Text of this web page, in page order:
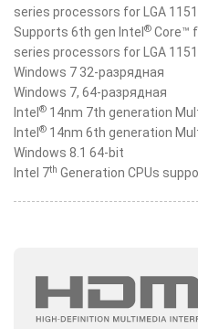
series processors for LGA
Supports 6th gen Intel ® Core™
series processors for LGA
Windows 7 32-разрядная
Windows 7, 64-разрядная
Intel ® 14nm 7th generation
Intel ® 14nm 6th generation
Windows 8.1 64-bit
Intel 7th Generation CPUs